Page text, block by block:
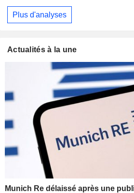
Plus d'analyses
Actualités à la une
Munich Re délaissé après une